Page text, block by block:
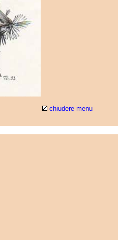
chiudere menu